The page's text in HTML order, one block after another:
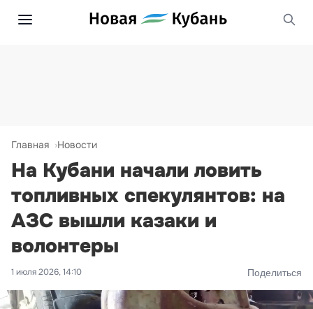
Главная Новости
На Кубани начали ловить
топливных спекулянтов: на
АЗС вышли казаки и
волонтеры
1 июля 2026, 14:10 Поделиться